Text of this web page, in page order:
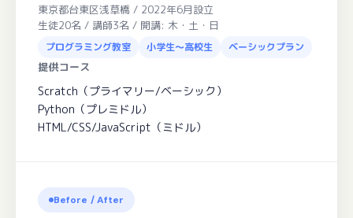
東京都台東区浅草橋 / 2022年6月設立
生徒20名 / 講師3名 / 開講: 木・土・日
プログラミング教室 小学生〜高校生 ベーシックプラン
提供コース
Scratch（プライマリー/ベーシック）
Python（プレミドル）
HTML/CSS/JavaScript（ミドル）
Before / After